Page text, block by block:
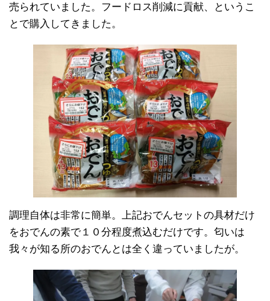
売られていました。フードロス削減に貢献、というこ
とで購入してきました。
調理自体は非常に簡単。上記おでんセットの具材だけ
をおでんの素で１０分程度煮込むだけです。匂いは
我々が知る所のおでんとは全く違っていましたが。